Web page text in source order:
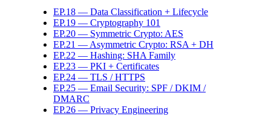
EP.18 — Data Classification + Lifecycle
EP.19 — Cryptography 101
EP.20 — Symmetric Crypto: AES
EP.21 — Asymmetric Crypto: RSA + DH
EP.22 — Hashing: SHA Family
EP.23 — PKI + Certificates
EP.24 — TLS / HTTPS
EP.25 — Email Security: SPF / DKIM /
DMARC
EP.26 — Privacy Engineering